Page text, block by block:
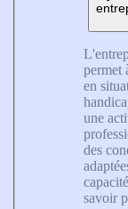
permet
en
une
des
savoir